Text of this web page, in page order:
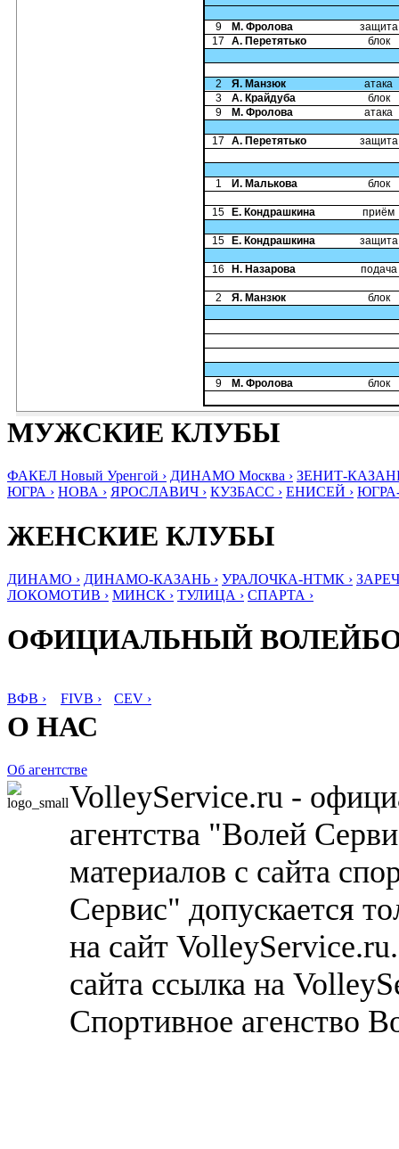
9 М. Фролова
защита
17
А. Перетятько блок
2 Я. Манзюк
атака
3
А. Крайдуба
блок
9
М. Фролова атака
17 А. Перетятько защита
1 И. Малькова блок
15 Е. Кондрашкина приём
15 Е. Кондрашкина защита
16 Н. Назарова подача
2 Я. Манзюк блок
9 М. Фролова блок
МУЖСКИЕ КЛУБЫ
ФАКЕЛ Новый Уренгой › ДИНАМО Москва › ЗЕНИТ-
ЮГРА › НОВА › ЯРОСЛАВИЧ › КУЗБАСС › ЕНИСЕЙ ›
ЖЕНСКИЕ КЛУБЫ
ДИНАМО › ДИНАМО-КАЗАНЬ › УРАЛОЧКА-НТМК ›
ЛОКОМОТИВ › МИНСК › ТУЛИЦА › СПАРТА ›
ОФИЦИАЛЬНЫЙ
ВФВ › FIVB › CEV ›
О НАС
Об агентстве
VolleyService.ru -
агентства "Волей
материалов с сайта
Сервис" допускается
на сайт
сайта ссылка на
Спортивное агенство